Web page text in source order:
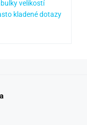
velikostí
kladené dotazy